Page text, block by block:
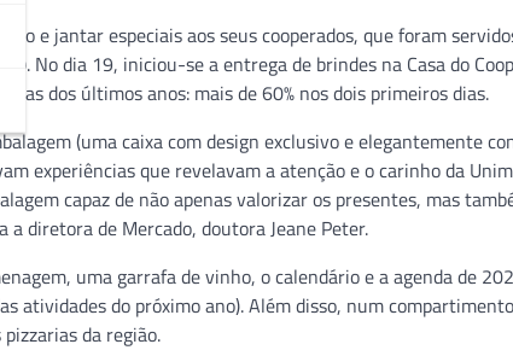
e jantar especiais aos seus cooperados, que foram
No dia 19, iniciou-se a entrega de brindes na Casa do
dos últimos anos: mais de 60% nos dois primeiros dias.
(uma caixa com design exclusivo e elegantemente
experiências que revelavam a atenção e o carinho da
capaz de não apenas valorizar os presentes, mas
a diretora de Mercado, doutora Jeane Peter.
uma garrafa de vinho, o calendário e a agenda de
atividades do próximo ano). Além disso, num
da região.